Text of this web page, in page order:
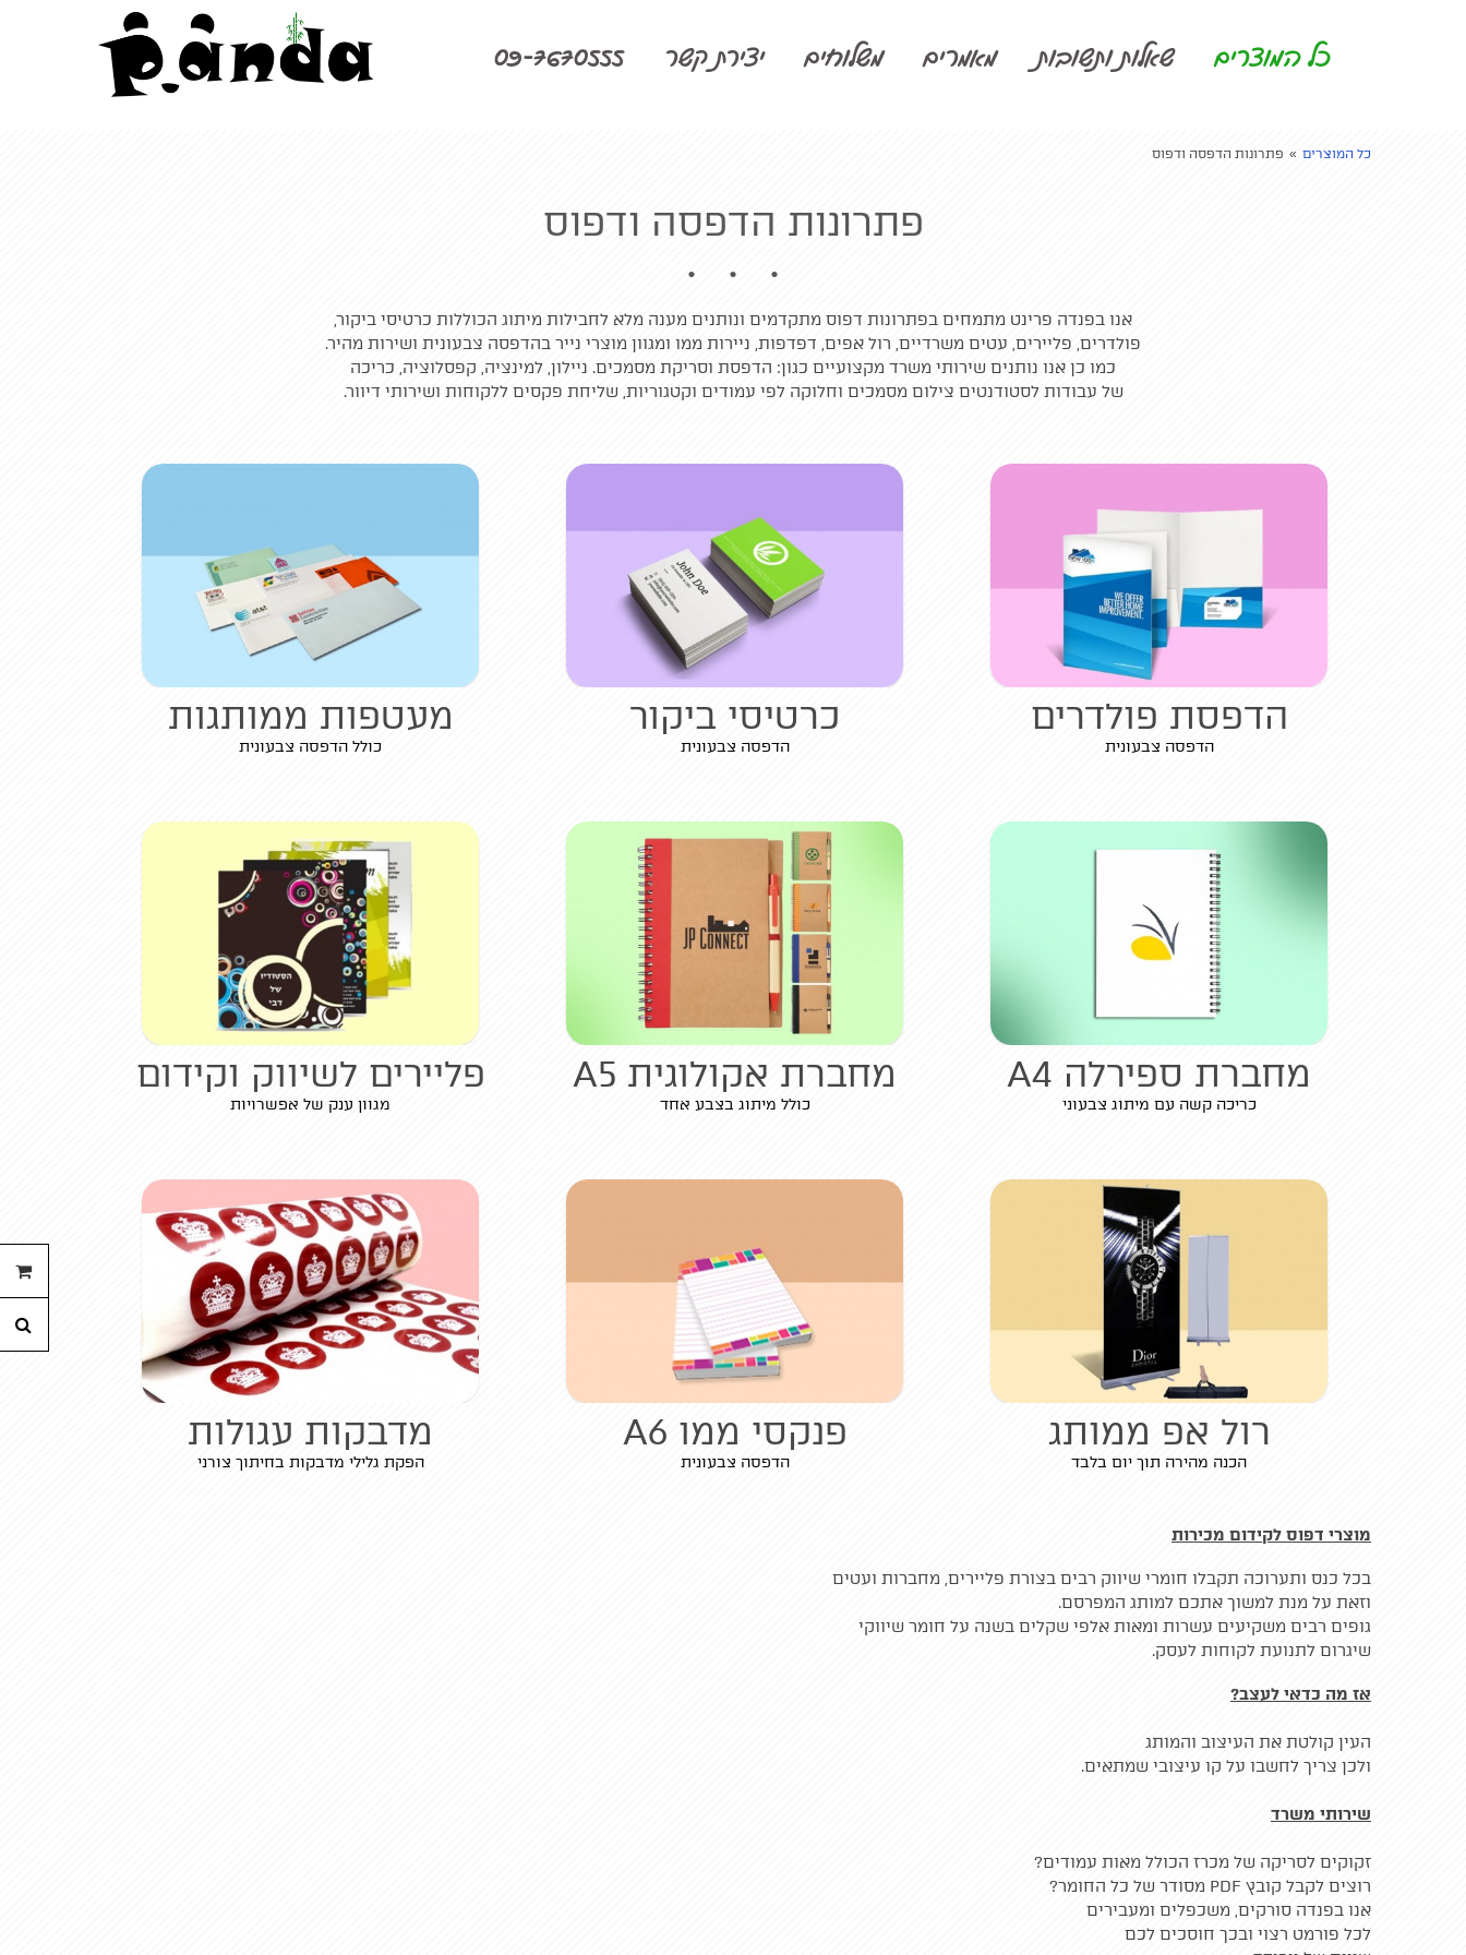
כל המוצרים שאלות ותשובות מאמרים משלוחים יצירת קשר 09-7670555
כל המוצרים » פתרונות הדפסה ודפוס
פתרונות הדפסה ודפוס
אנו בפנדה פרינט מתמחים בפתרונות דפוס מתקדמים ונותנים מענה מלא לחבילות מיתוג הכוללות כרטיסי ביקור,
פולדרים, פליירים, עטים משרדיים, רול אפים, דפדפות, ניירות ממו ומגוון מוצרי נייר בהדפסה צבעונית ושירות מהיר.
כמו כן אנו נותנים שירותי משרד מקצועיים כגון: הדפסת וסריקת מסמכים. ניילון, למינציה, קפסלוציה, כריכה
של עבודות לסטודנטים צילום מסמכים וחלוקה לפי עמודים וקטגוריות, שליחת פקסים ללקוחות ושירותי דיוור.
הדפסת פולדרים
הדפסה צבעונית
כרטיסי ביקור
הדפסה צבעונית
מעטפות ממותגות
כולל הדפסה צבעונית
מחברת ספירלה A4
כריכה קשה עם מיתוג צבעוני
מחברת אקולוגית A5
כולל מיתוג בצבע אחד
פליירים לשיווק וקידום
מגוון ענק של אפשרויות
רול אפ ממותג
הכנה מהירה תוך יום בלבד
פנקסי ממו A6
הדפסה צבעונית
מדבקות עגולות
הפקת גלילי מדבקות בחיתוך צורני
מוצרי דפוס לקידום מכירות
בכל כנס ותערוכה תקבלו חומרי שיווק רבים בצורת פליירים, מחברות ועטים
וזאת על מנת למשוך אתכם למותג המפרסם.
גופים רבים משקיעים עשרות ומאות אלפי שקלים בשנה על חומר שיווקי
שיגרום לתנועת לקוחות לעסק.
אז מה כדאי לעצב?
העין קולטת את העיצוב והמותג
ולכן צריך לחשבו על קו עיצובי שמתאים.
שירותי משרד
זקוקים לסריקה של מכרז הכולל מאות עמודים?
רוצים לקבל קובץ PDF מסודר של כל החומר?
אנו בפנדה סורקים, משכפלים ומעבירים
לכל פורמט רצוי ובכך חוסכים לכם